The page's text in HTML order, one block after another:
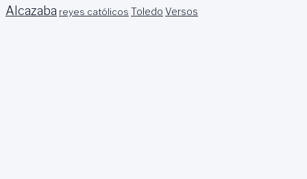
Alcazaba reyes católicos Toledo Versos